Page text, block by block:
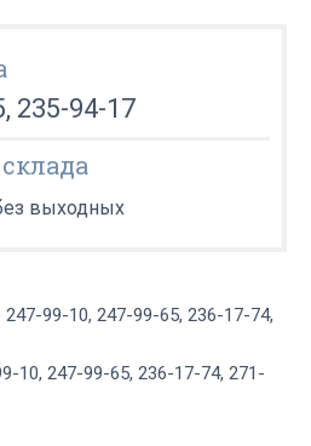
235-94-17
выходных
99-10, 247-99-65, 236-17-74,
10, 247-99-65, 236-17-74, 271-